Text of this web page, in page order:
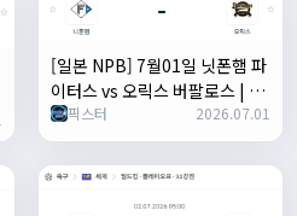
[일본 NPB] 7월01일 닛폰햄 파
이터스 vs 오릭스 버팔로스 | 스
포츠 분석 무료 중계 토친놈
픽스터 2026.07.01